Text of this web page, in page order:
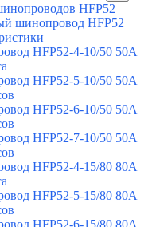
HFP52
шинопровод HFP52
HFP52-4-10/50 50A
HFP52-5-10/50 50А
HFP52-6-10/50 50А
HFP52-7-10/50 50А
HFP52-4-15/80 80A
HFP52-5-15/80 80А
HFP52-6-15/80 80А